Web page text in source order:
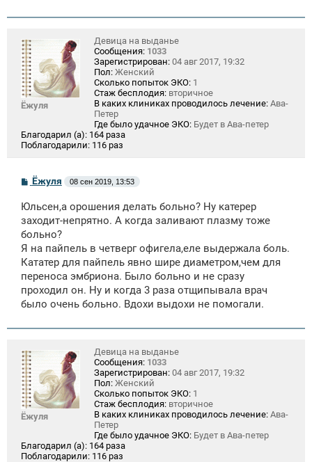
Ёжуля
Девица на выданье
Сообщения: 1033
Зарегистрирован: 04 авг 2017, 19:32
Пол: Женский
Сколько попыток ЭКО: 1
Стаж бесплодия: вторичное
В каких клиниках проводилось лечение: Ава-
Петер
Где было удачное ЭКО: Будет в Ава-петер
Благодарил (а): 164 раза
Поблагодарили: 116 раз
С
б
щ
н
и
Ёжуля 08 сен 2019, 13:53
Юльсен,а орошения делать больно? Ну катерер
заходит-непрятно. А когда заливают плазму тоже
больно?
Я на пайпель в четверг офигела,еле выдержала боль.
Кататер для пайпель явно шире диаметром,чем для
переноса эмбриона. Было больно и не сразу
проходил он. Ну и когда 3 раза отщипывала врач
было очень больно. Вдохи выдохи не помогали.
Ёжуля
Девица на выданье
Сообщения: 1033
Зарегистрирован: 04 авг 2017, 19:32
Пол: Женский
Сколько попыток ЭКО: 1
Стаж бесплодия: вторичное
В каких клиниках проводилось лечение: Ава-
Петер
Где было удачное ЭКО: Будет в Ава-петер
Благодарил (а): 164 раза
Поблагодарили: 116 раз